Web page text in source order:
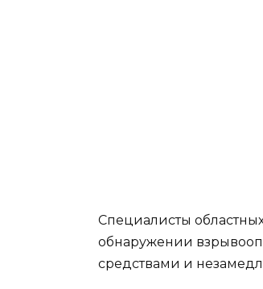
Специалисты
обнаружении
средствами и